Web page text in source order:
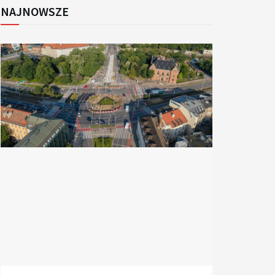
NAJNOWSZE